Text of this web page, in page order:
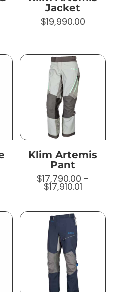
Jacket
$19,990.00
Klim Artemis
Pant
$17,790.00 -
$17,910.01Rango
de
desde
$17,790.00